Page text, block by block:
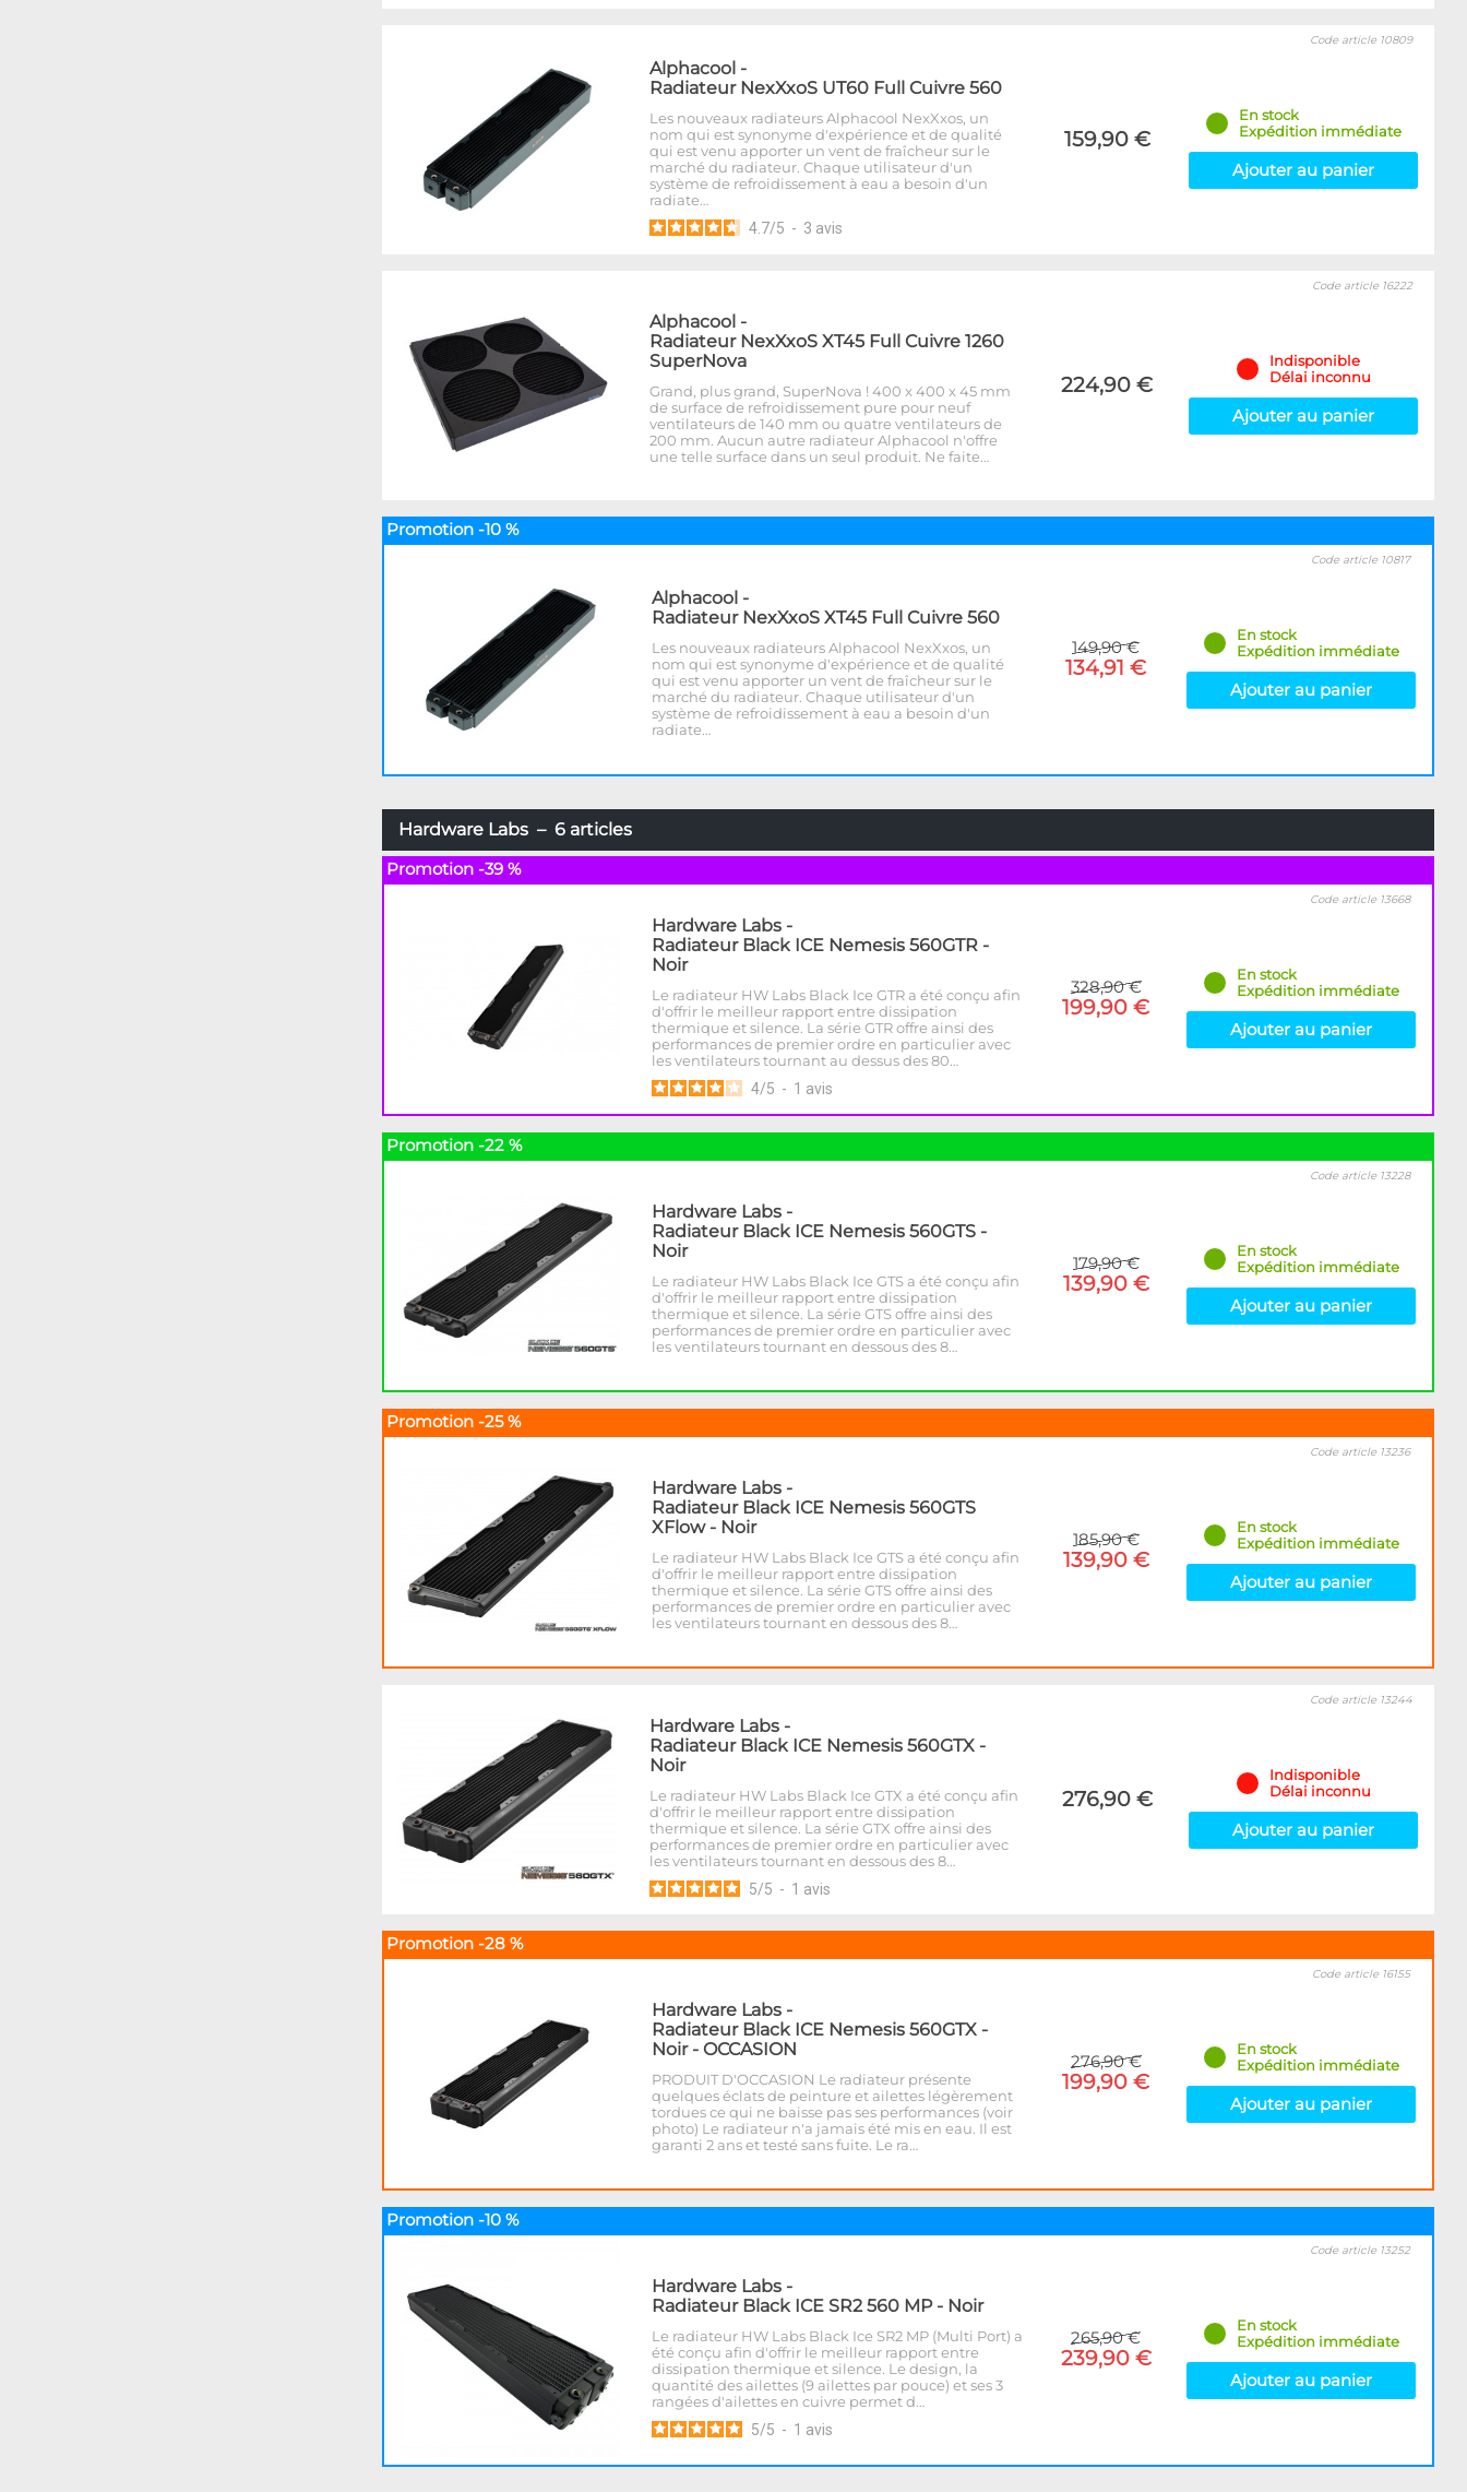
Alphacool -
Radiateur NexXxoS UT60 Full Cuivre 560
Les nouveaux radiateurs Alphacool NexXxos, un
nom qui est synonyme d'expérience et de qualité
qui est venu apporter un vent de fraîcheur sur le
marché du radiateur. Chaque utilisateur d'un
système de refroidissement à eau a besoin d'un
radiate…
4.7/5 - 3 avis
159,90 €
Code article 10809
En stock
Expédition immédiate
Ajouter au panier
Alphacool -
Radiateur NexXxoS XT45 Full Cuivre 1260
SuperNova
Grand, plus grand, SuperNova ! 400 x 400 x 45 mm
de surface de refroidissement pure pour neuf
ventilateurs de 140 mm ou quatre ventilateurs de
200 mm. Aucun autre radiateur Alphacool n'offre
une telle surface dans un seul produit. Ne faite…
224,90 €
Code article 16222
Indisponible
Délai inconnu
Ajouter au panier
Promotion -10 %
Alphacool -
Radiateur NexXxoS XT45 Full Cuivre 560
Les nouveaux radiateurs Alphacool NexXxos, un
nom qui est synonyme d'expérience et de qualité
qui est venu apporter un vent de fraîcheur sur le
marché du radiateur. Chaque utilisateur d'un
système de refroidissement à eau a besoin d'un
radiate…
149,90 €
134,91 €
Code article 10817
En stock
Expédition immédiate
Ajouter au panier
Hardware Labs – 6 articles
Promotion -39 %
Hardware Labs -
Radiateur Black ICE Nemesis 560GTR -
Noir
Le radiateur HW Labs Black Ice GTR a été conçu afin
d'offrir le meilleur rapport entre dissipation
thermique et silence. La série GTR offre ainsi des
performances de premier ordre en particulier avec
les ventilateurs tournant au dessus des 80…
4/5 - 1 avis
328,90 €
199,90 €
Code article 13668
En stock
Expédition immédiate
Ajouter au panier
Promotion -22 %
Hardware Labs -
Radiateur Black ICE Nemesis 560GTS -
Noir
Le radiateur HW Labs Black Ice GTS a été conçu afin
d'offrir le meilleur rapport entre dissipation
thermique et silence. La série GTS offre ainsi des
performances de premier ordre en particulier avec
les ventilateurs tournant en dessous des 8…
179,90 €
139,90 €
Code article 13228
En stock
Expédition immédiate
Ajouter au panier
Promotion -25 %
Hardware Labs -
Radiateur Black ICE Nemesis 560GTS
XFlow - Noir
Le radiateur HW Labs Black Ice GTS a été conçu afin
d'offrir le meilleur rapport entre dissipation
thermique et silence. La série GTS offre ainsi des
performances de premier ordre en particulier avec
les ventilateurs tournant en dessous des 8…
185,90 €
139,90 €
Code article 13236
En stock
Expédition immédiate
Ajouter au panier
Hardware Labs -
Radiateur Black ICE Nemesis 560GTX -
Noir
Le radiateur HW Labs Black Ice GTX a été conçu afin
d'offrir le meilleur rapport entre dissipation
thermique et silence. La série GTX offre ainsi des
performances de premier ordre en particulier avec
les ventilateurs tournant en dessous des 8…
5/5 - 1 avis
276,90 €
Code article 13244
Indisponible
Délai inconnu
Ajouter au panier
Promotion -28 %
Hardware Labs -
Radiateur Black ICE Nemesis 560GTX -
Noir - OCCASION
PRODUIT D'OCCASION Le radiateur présente
quelques éclats de peinture et ailettes légèrement
tordues ce qui ne baisse pas ses performances (voir
photo) Le radiateur n'a jamais été mis en eau. Il est
garanti 2 ans et testé sans fuite. Le ra…
276,90 €
199,90 €
Code article 16155
En stock
Expédition immédiate
Ajouter au panier
Promotion -10 %
Hardware Labs -
Radiateur Black ICE SR2 560 MP - Noir
Le radiateur HW Labs Black Ice SR2 MP (Multi Port) a
été conçu afin d'offrir le meilleur rapport entre
dissipation thermique et silence. Le design, la
quantité des ailettes (9 ailettes par pouce) et ses 3
rangées d'ailettes en cuivre permet d…
5/5 - 1 avis
265,90 €
239,90 €
Code article 13252
En stock
Expédition immédiate
Ajouter au panier